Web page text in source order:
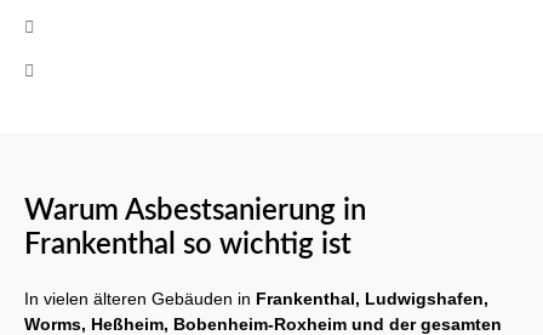
Warum Asbestsanierung in
Frankenthal so wichtig ist
In vielen älteren Gebäuden in Frankenthal, Ludwigshafen,
Worms, Heßheim, Bobenheim-Roxheim und der gesamten